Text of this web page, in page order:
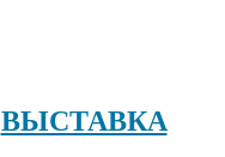
ВЫСТАВКА